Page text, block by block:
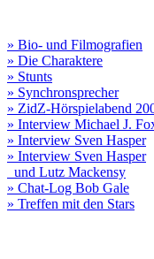
» Bio- und Filmografien
» Die Charaktere
» Stunts
» Synchronsprecher
» ZidZ-Hörspielabend
» Interview Michael J.
» Interview Sven Hasper
» Interview Sven Hasper
und Lutz Mackensy
» Chat-Log Bob Gale
» Treffen mit den Stars